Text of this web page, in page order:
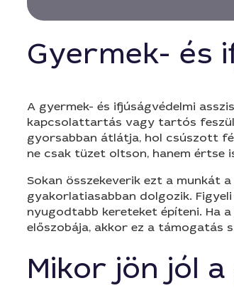
Gyermek- és
A gyermek- és ifjúságvédelmi
kapcsolattartás vagy tartós
gyorsabban átlátja, hol csúszott
ne csak tüzet oltson, hanem értse
Sokan összekeverik ezt a munkát
gyakorlatiasabban dolgozik.
nyugodtabb kereteket építeni. Ha
előszobája, akkor ez a támogatás
Mikor jön jól